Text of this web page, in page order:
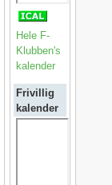
Hele F-
Klubben's
kalender
Frivillig
kalender